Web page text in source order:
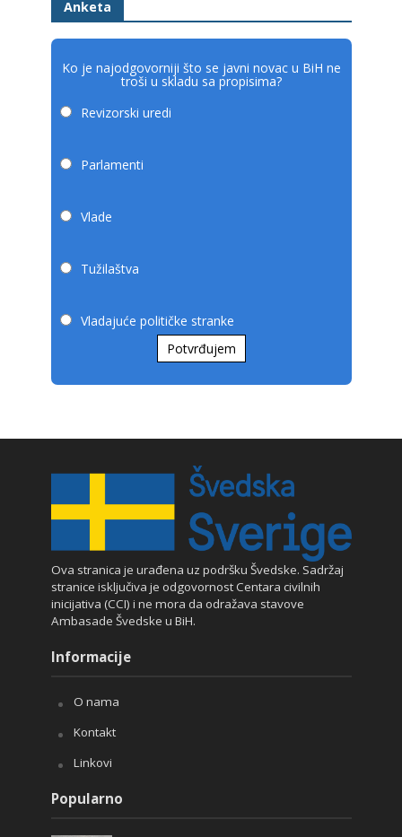
Anketa
Ko je najodgovorniji što se javni novac u BiH ne
troši u skladu sa propisima?
Revizorski uredi
Parlamenti
Vlade
Tužilaštva
Vladajuće političke stranke
Potvrđujem
Ova stranica je urađena uz podršku Švedske. Sadržaj
stranice isključiva je odgovornost Centara civilnih
inicijativa (CCI) i ne mora da odražava stavove
Ambasade Švedske u BiH.
Informacije
O nama
Kontakt
Linkovi
Popularno